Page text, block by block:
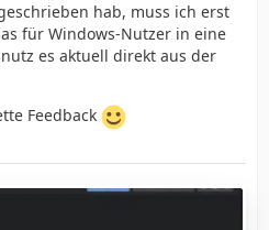
hab, muss ich erst
für Windows-Nutzer in eine
es aktuell direkt aus der
Feedback